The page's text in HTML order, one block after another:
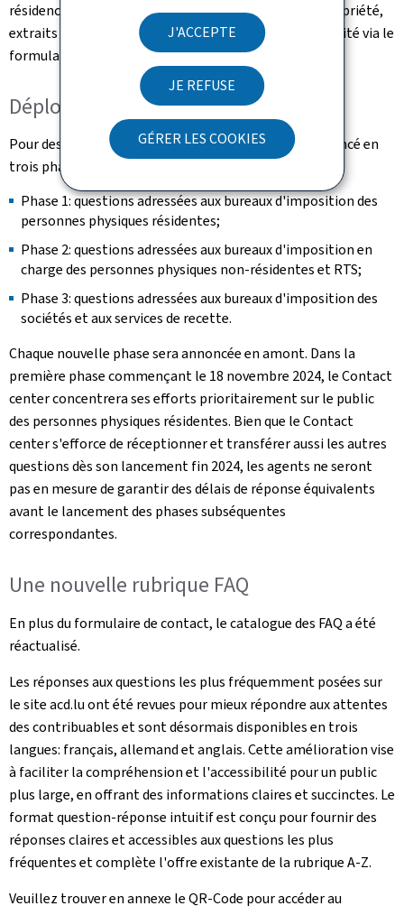
J'ACCEPTE
JE REFUSE
GÉRER LES COOKIES
résidence fiscale, certificat de revenu, certificat de propriété,
extraits de comptes, etc.) peut être directement sollicité via le
formulaire de contact.
Déploiement en 3 phases
Pour des raisons logistiques, le Contact center sera lancé en
trois phases qui se suivent entre fin 2024 et mi 2025:
Phase 1: questions adressées aux bureaux d'imposition des
personnes physiques résidentes;
Phase 2: questions adressées aux bureaux d'imposition en
charge des personnes physiques non-résidentes et RTS;
Phase 3: questions adressées aux bureaux d'imposition des
sociétés et aux services de recette.
Chaque nouvelle phase sera annoncée en amont. Dans la
première phase commençant le 18 novembre 2024, le Contact
center concentrera ses efforts prioritairement sur le public
des personnes physiques résidentes. Bien que le Contact
center s'efforce de réceptionner et transférer aussi les autres
questions dès son lancement fin 2024, les agents ne seront
pas en mesure de garantir des délais de réponse équivalents
avant le lancement des phases subséquentes
correspondantes.
Une nouvelle rubrique FAQ
En plus du formulaire de contact, le catalogue des FAQ a été
réactualisé.
Les réponses aux questions les plus fréquemment posées sur
le site acd.lu ont été revues pour mieux répondre aux attentes
des contribuables et sont désormais disponibles en trois
langues: français, allemand et anglais. Cette amélioration vise
à faciliter la compréhension et l'accessibilité pour un public
plus large, en offrant des informations claires et succinctes. Le
format question-réponse intuitif est conçu pour fournir des
réponses claires et accessibles aux questions les plus
fréquentes et complète l'offre existante de la rubrique A-Z.
Veuillez trouver en annexe le QR-Code pour accéder au